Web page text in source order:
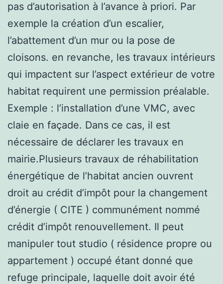
pas d’autorisation à l’avance à priori. Par
exemple la création d’un escalier,
l’abattement d’un mur ou la pose de
cloisons. en revanche, les travaux intérieurs
qui impactent sur l’aspect extérieur de votre
habitat requirent une permission préalable.
Exemple : l’installation d’une VMC, avec
claie en façade. Dans ce cas, il est
nécessaire de déclarer les travaux en
mairie.Plusieurs travaux de réhabilitation
énergétique de l’habitat ancien ouvrent
droit au crédit d’impôt pour la changement
d’énergie ( CITE ) communément nommé
crédit d’impôt renouvellement. Il peut
manipuler tout studio ( résidence propre ou
appartement ) occupé étant donné que
refuge principale, laquelle doit avoir été